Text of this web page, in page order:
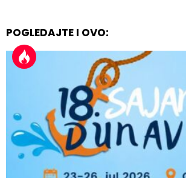
POGLEDAJTE I OVO: